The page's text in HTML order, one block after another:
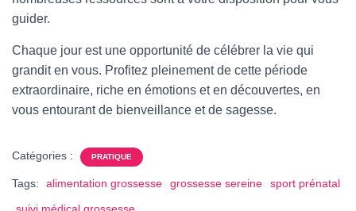
guider.
Chaque jour est une opportunité de célébrer la vie qui
grandit en vous. Profitez pleinement de cette période
extraordinaire, riche en émotions et en découvertes, en
vous entourant de bienveillance et de sagesse.
Catégories : PRATIQUE
Tags: alimentation grossesse grossesse sereine
sport prénatal